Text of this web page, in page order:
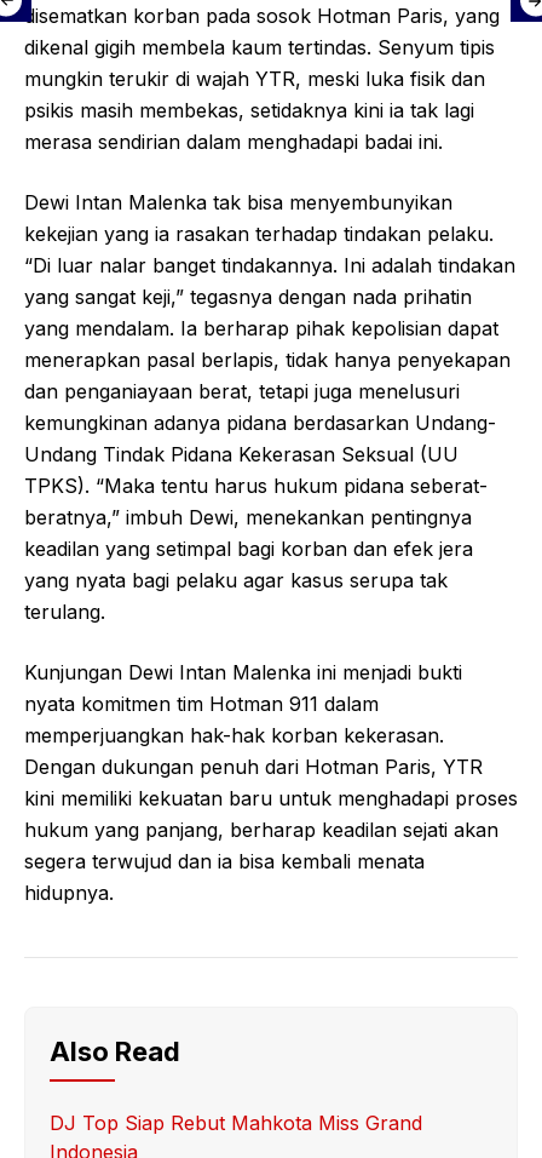
disematkan korban pada sosok Hotman Paris, yang
dikenal gigih membela kaum tertindas. Senyum tipis
mungkin terukir di wajah YTR, meski luka fisik dan
psikis masih membekas, setidaknya kini ia tak lagi
merasa sendirian dalam menghadapi badai ini.
Dewi Intan Malenka tak bisa menyembunyikan
kekejian yang ia rasakan terhadap tindakan pelaku.
“Di luar nalar banget tindakannya. Ini adalah tindakan
yang sangat keji,” tegasnya dengan nada prihatin
yang mendalam. Ia berharap pihak kepolisian dapat
menerapkan pasal berlapis, tidak hanya penyekapan
dan penganiayaan berat, tetapi juga menelusuri
kemungkinan adanya pidana berdasarkan Undang-
Undang Tindak Pidana Kekerasan Seksual (UU
TPKS). “Maka tentu harus hukum pidana seberat-
beratnya,” imbuh Dewi, menekankan pentingnya
keadilan yang setimpal bagi korban dan efek jera
yang nyata bagi pelaku agar kasus serupa tak
terulang.
Kunjungan Dewi Intan Malenka ini menjadi bukti
nyata komitmen tim Hotman 911 dalam
memperjuangkan hak-hak korban kekerasan.
Dengan dukungan penuh dari Hotman Paris, YTR
kini memiliki kekuatan baru untuk menghadapi proses
hukum yang panjang, berharap keadilan sejati akan
segera terwujud dan ia bisa kembali menata
hidupnya.
Also Read
DJ Top Siap Rebut Mahkota Miss Grand
Indonesia